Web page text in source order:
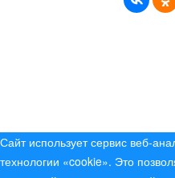
Сайт использует сервис веб-
технологии «cookie». Это